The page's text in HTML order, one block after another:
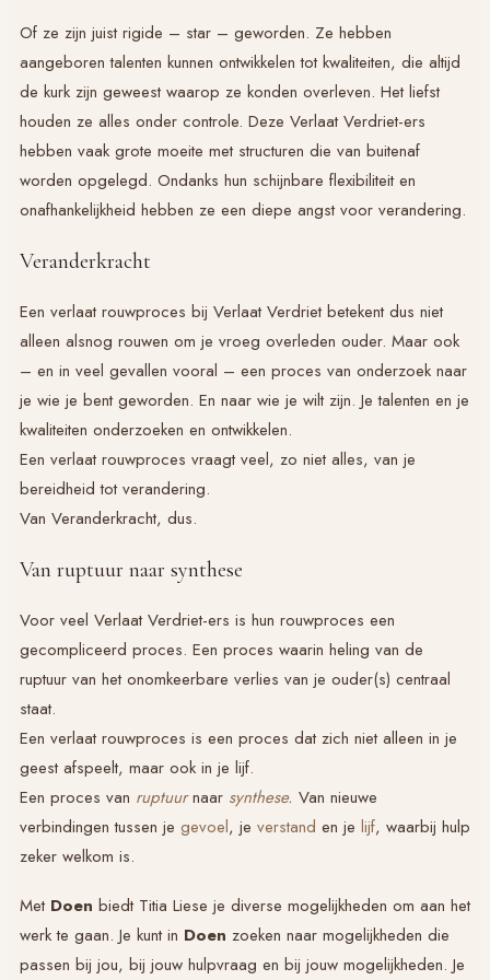
Of ze zijn juist rigide – star – geworden. Ze hebben
aangeboren talenten kunnen ontwikkelen tot kwaliteiten, die altijd
de kurk zijn geweest waarop ze konden overleven. Het liefst
houden ze alles onder controle. Deze Verlaat Verdriet-ers
hebben vaak grote moeite met structuren die van buitenaf
worden opgelegd. Ondanks hun schijnbare flexibiliteit en
onafhankelijkheid hebben ze een diepe angst voor verandering.
Veranderkracht
Een verlaat rouwproces bij Verlaat Verdrietbetekent dus niet
alleen alsnog rouwen om je vroeg overleden ouder. Maar ook
– en in veel gevallen vooral – een proces van onderzoek naar
je wie je bent geworden. En naar wie je wilt zijn. Je talenten en je
kwaliteiten onderzoeken en ontwikkelen.
Een verlaat rouwproces vraagt veel, zo niet alles, van je
bereidheid tot verandering.
Van Veranderkracht, dus.
Van ruptuur naar synthese
Voor veel Verlaat Verdriet-ers is hun rouwproces een
gecompliceerd proces. Een proces waarin heling van de
ruptuur van het onomkeerbare verlies van je ouder(s) centraal
staat.
Een verlaat rouwproces is een proces dat zich niet alleen in je
geest afspeelt, maar ook in je lijf.
Een proces van ruptuurnaar synthese. Van nieuwe
verbindingen tussen je gevoel, je verstand en je lijf, waarbij hulp
zeker welkom is.
Met Doen biedt Titia Liese je diverse mogelijkheden om aan het
werk te gaan. Je kunt in Doen zoeken naar mogelijkheden die
passen bij jou, bij jouw hulpvraag en bij jouw mogelijkheden. Je